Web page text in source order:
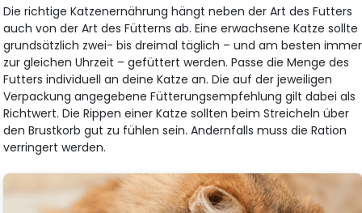
Die richtige Katzenernährung hängt neben der Art des Futters
auch von der Art des Fütterns ab. Eine erwachsene Katze sollte
grundsätzlich zwei- bis dreimal täglich – und am besten immer
zur gleichen Uhrzeit – gefüttert werden. Passe die Menge des
Futters individuell an deine Katze an. Die auf der jeweiligen
Verpackung angegebene Fütterungsempfehlung gilt dabei als
Richtwert. Die Rippen einer Katze sollten beim Streicheln über
den Brustkorb gut zu fühlen sein. Andernfalls muss die Ration
verringert werden.